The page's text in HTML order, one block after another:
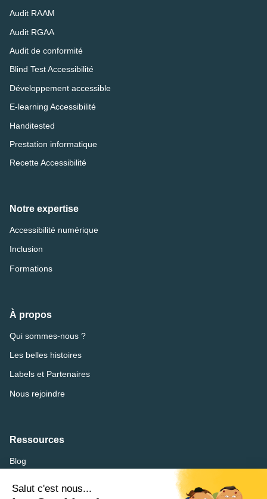
Audit RAAM
Audit RGAA
Audit de conformité
Blind Test Accessibilité
Développement accessible
E-learning Accessibilité
Handitested
Prestation informatique
Recette Accessibilité
Notre expertise
Accessibilité numérique
Inclusion
Formations
À propos
Qui sommes-nous ?
Les belles histoires
Labels et Partenaires
Nous rejoindre
Ressources
Blog